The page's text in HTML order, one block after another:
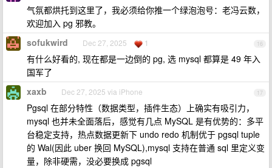
气氛都烘托到这里了，我必须给你推一个绿泡泡号：老冯云数，
欢迎加入 pg 邪教。
16
sofukwird Dec 27, 2025 1
有什么好看的, 现在都是一边倒的 pg, 选 mysql 都算是 49 年入
国军了
17
xaxb Dec 27, 2025 via iPhone
Pgsql 在部分特性（数据类型，插件生态）上确实有吸引力，
mysql 也并未全面落后，感觉有几点 MySQL 是有优势的：多平
台稳定支持，热点数据更新下 undo redo 机制优于 pgsql tuple
的 Wal(因此 uber 换回 MySQL),mysql 支持在普通 sql 里定义变
量，除非硬需，没必要换成 pgsql